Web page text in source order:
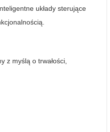
układy sterujące
z myślą o trwałości,